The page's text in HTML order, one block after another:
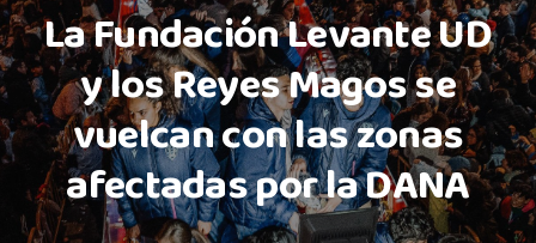
La Fundación Levante UD
y los Reyes Magos se
vuelcan con las zonas
afectadas por la DANA